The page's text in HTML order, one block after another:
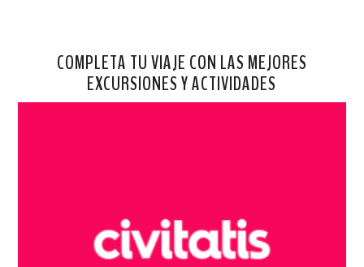
COMPLETA TU VIAJE CON LAS MEJORES
EXCURSIONES Y ACTIVIDADES